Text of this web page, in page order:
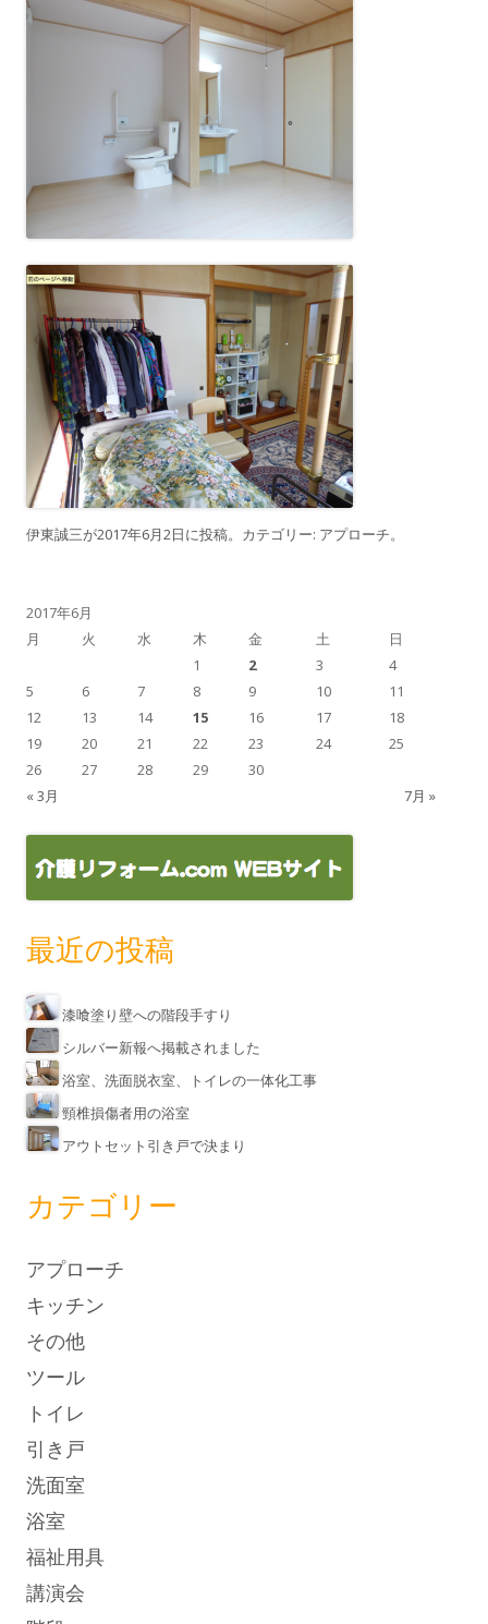
伊東誠三が2017年6月2日に投稿。カテゴリー: アプローチ。
2017年6月
月
火 水 木 金 土 日
« 3月 7月 »
1 2 3
4
5
6 7 8 9 10
11
12
13 14 15 16 17
18
19
20 21 22 23 24
25
26
27 28 29 30
最近の投稿
漆喰塗り壁への階段手すり
シルバー新報へ掲載されました
浴室、洗面脱衣室、トイレの一体化工事
頸椎損傷者用の浴室
アウトセット引き戸で決まり
カテゴリー
アプローチ
キッチン
その他
ツール
トイレ
引き戸
洗面室
浴室
福祉用具
講演会